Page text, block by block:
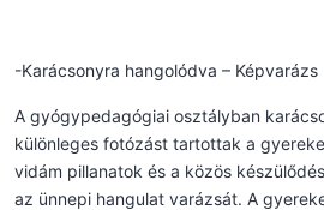
-Karácsonyra hangolódva – Képvarázs
A gyógypedagógiai osztályban
különleges fotózást tartottak a
vidám pillanatok és a közös
az ünnepi hangulat varázsát. A